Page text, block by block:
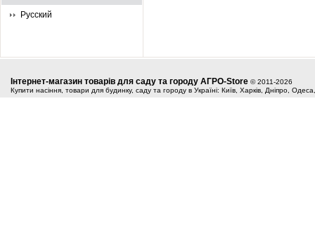
Русский
Інтернет-магазин товарів для саду та городу АГРО-Store © 2011-2026
Купити насіння, товари для будинку, саду та городу в Україні: Київ, Харків, Дніпро,